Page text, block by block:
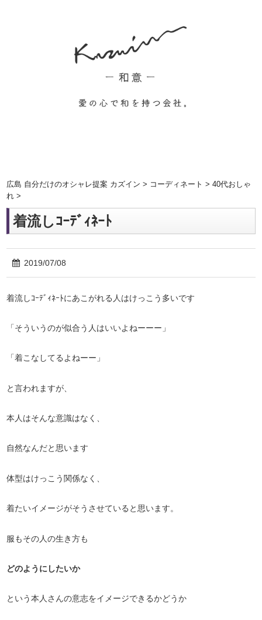
広島 自分だけのオシャレ提案 カズイン > コーディネート >40代おしゃ
れ >
着流しｺｰﾃﾞｨﾈｰﾄ
2019/07/08
着流しｺｰﾃﾞｨﾈｰﾄにあこがれる人はけっこう多いです
「そういうのが似合う人はいいよねーーー」
「着こなしてるよねーー」
と言われますが、
本人はそんな意識はなく、
自然なんだと思います
体型はけっこう関係なく、
着たいイメージがそうさせていると思います。
服もその人の生き方も
どのようにしたいか
という本人さんの意志をイメージできるかどうか